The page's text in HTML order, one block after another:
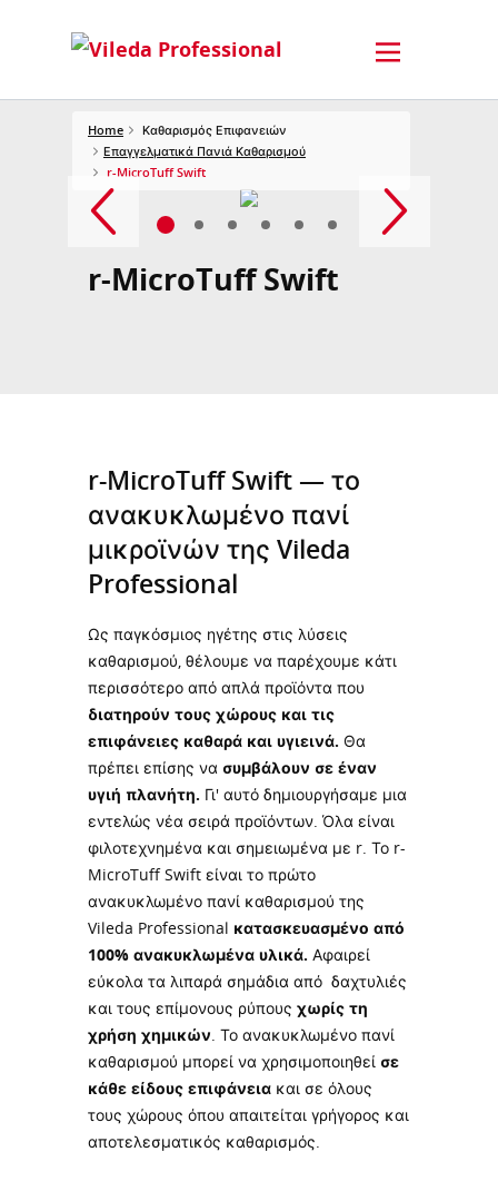
Home
Καθαρισμός Επιφανειών
Επαγγελματικά Πανιά Καθαρισμού
r-MicroTuff Swift
r-MicroTuff Swift
r-MicroTuff Swift — το
ανακυκλωμένο πανί
μικροϊνών της Vileda
Professional
Ως παγκόσμιος ηγέτης στις λύσεις
καθαρισμού, θέλουμε να παρέχουμε κάτι
περισσότερο από απλά προϊόντα που
διατηρούν τους χώρους και τις
επιφάνειες καθαρά και υγιεινά. Θα
πρέπει επίσης να συμβάλουν σε έναν
υγιή πλανήτη. Γι' αυτό δημιουργήσαμε μια
εντελώς νέα σειρά προϊόντων. Όλα είναι
φιλοτεχνημένα και σημειωμένα με r. Το r-
MicroTuff Swift είναι το πρώτο
ανακυκλωμένο πανί καθαρισμού της
Vileda Professional κατασκευασμένο από
100% ανακυκλωμένα υλικά. Αφαιρεί
εύκολα τα λιπαρά σημάδια από δαχτυλιές
και τους επίμονους ρύπους χωρίς τη
χρήση χημικών. Το ανακυκλωμένο πανί
καθαρισμού μπορεί να χρησιμοποιηθεί σε
κάθε είδους επιφάνεια και σε όλους
τους χώρους όπου απαιτείται γρήγορος και
αποτελεσματικός καθαρισμός.